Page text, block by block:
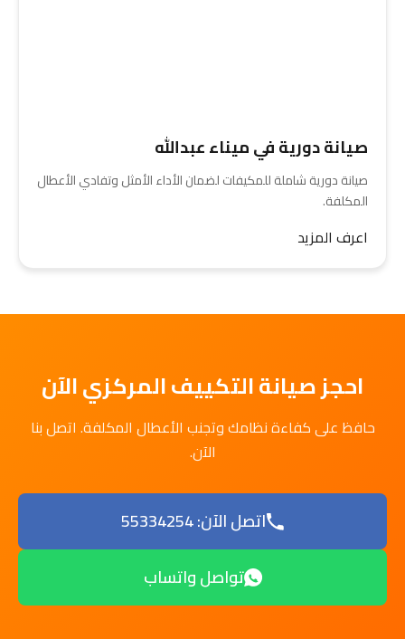
صيانة دورية في ميناء عبدالله
صيانة دورية شاملة للمكيفات لضمان الأداء الأمثل وتفادي الأعطال
المكلفة.
اعرف المزيد
احجز صيانة التكييف المركزي الآن
حافظ على كفاءة نظامك وتجنب الأعطال المكلفة. اتصل بنا
الآن.
اتصل الآن: 55334254
تواصل واتساب